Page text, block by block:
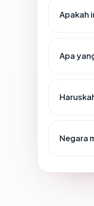
Apakah
Apa
Negara